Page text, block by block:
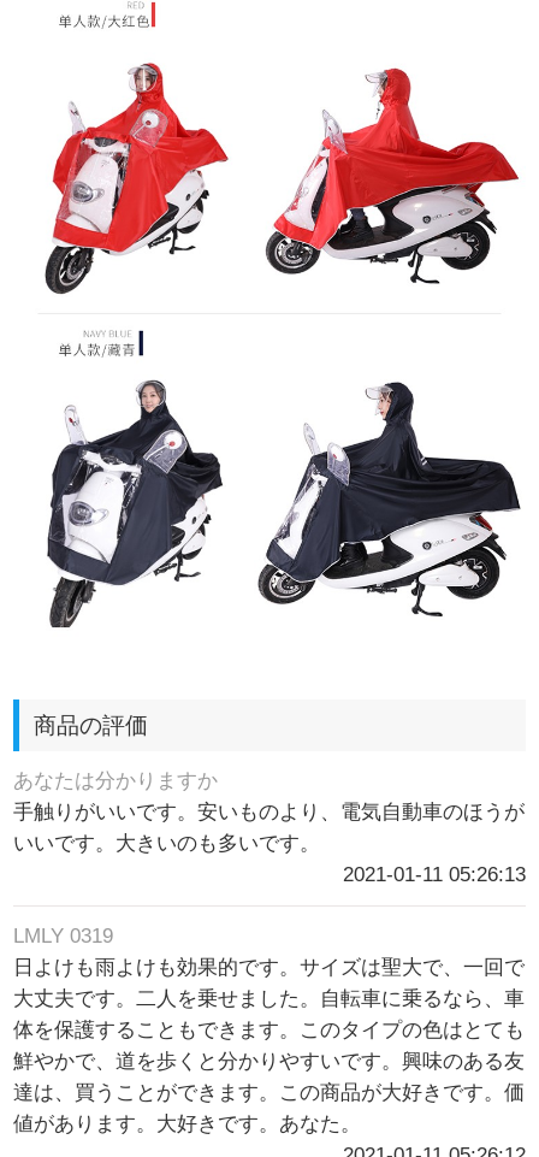
商品の評価
あなたは分かりますか
手触りがいいです。安いものより、電気自動車のほうが
いいです。大きいのも多いです。
2021-01-11 05:26:13
LMLY 0319
日よけも雨よけも効果的です。サイズは聖大で、一回で
大丈夫です。二人を乗せました。自転車に乗るなら、車
体を保護することもできます。このタイプの色はとても
鮮やかで、道を歩くと分かりやすいです。興味のある友
達は、買うことができます。この商品が大好きです。価
値があります。大好きです。あなた。